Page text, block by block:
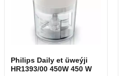
Philips Daily et üweýji
HR1393/00 450W 450 W